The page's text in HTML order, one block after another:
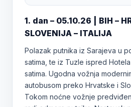
1. dan – 05.10.26 | BIH –
SLOVENIJA – ITALIJA
Polazak putnika iz Sarajeva u
satima, te iz Tuzle ispred
satima. Ugodna vožnja
autobusom preko Hrvatske i
Tokom noćne vožnje